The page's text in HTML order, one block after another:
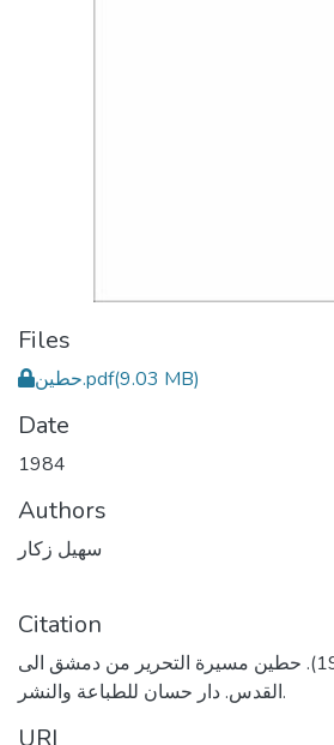
Files
حطين.pdf(9.03 MB)
Date
1984
Authors
سهيل زكار
Citation
زكار، سهيل. (1984). حطين مسيرة التحرير من دمشق الى
القدس. دار حسان للطباعة والنشر.
URI